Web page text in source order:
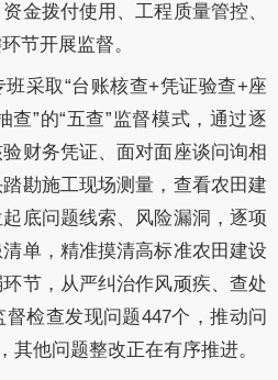
金拨付使用、工程质量管控、
节开展监督。
采取“台账核查+凭证验查+座
”的“五查”监督模式，通过逐
财务凭证、面对面座谈问询相
勘施工现场测量，查看农田建
底问题线索、风险漏洞，逐项
单，精准摸清高标准农田建设
节，从严纠治作风顽疾、查处
检查发现问题447个，推动问
其他问题整改正在有序推进。